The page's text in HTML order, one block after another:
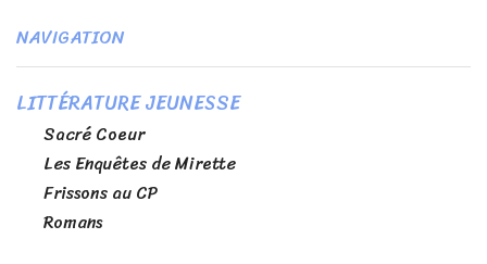
NAVIGATION
LITTÉRATURE JEUNESSE
Sacré Coeur
Les Enquêtes de Mirette
Frissons au CP
Romans